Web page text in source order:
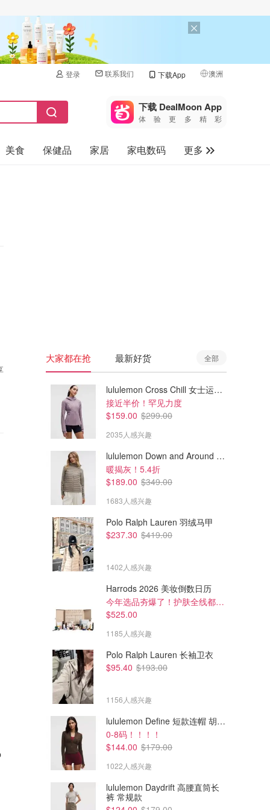
登录 联系我们 下载App 澳洲
🇺🇸
🇨🇳 中国
🇨🇦加拿大
下载 DealMoon App
体验更多精彩
美食 保健品 家居 家电数码
更多
$78.00
GIORGIO ARMANI beauty
Armani Lip Maestro 缎光唇釉
$57.60
Gucci 金管哑光口红
经典金管
大家都在抢 最新好货 全部
lululemon Cross Chill 女士运动外套
接近半价！罕见力度
$159.00 $299.00
2035人感兴趣
lululemon Down and Around 羽绒夹克
暖揭灰！5.4折
$189.00 $349.00
1683人感兴趣
Polo Ralph Lauren 羽绒马甲
$237.30 $419.00
1402人感兴趣
Harrods 2026 美妆倒数日历
今年选品夯爆了！护肤全线都很绝
$525.00
1185人感兴趣
Polo Ralph Lauren 长袖卫衣
$95.40 $193.00
1156人感兴趣
lululemon Define 短款连帽 胡桃棕
0-8码！！！！
$144.00 $179.00
1022人感兴趣
lululemon Daydrift 高腰直筒长
裤 常规款